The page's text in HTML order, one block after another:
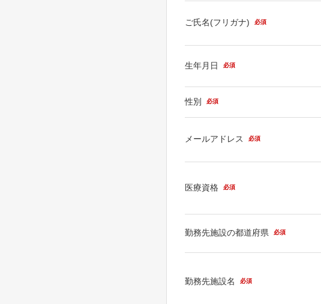
ご氏名(フリガナ) 必須
生年月日 必須
性別 必須
メールアドレス 必須
医療資格 必須
勤務先施設の都道府県 必須
勤務先施設名 必須